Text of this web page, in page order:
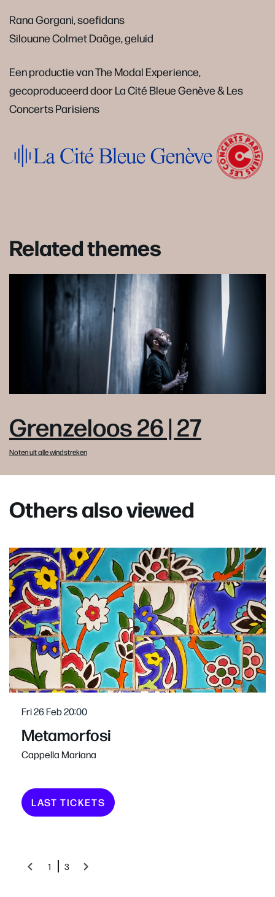
Rana Gorgani, soefidans
Silouane Colmet Daâge, geluid
Een productie van The Modal Experience,
gecoproduceerd door La Cité Bleue Genève & Les
Concerts Parisiens
Related themes
Grenzeloos 26 | 27
Noten uit alle windstreken
Others also viewed
Metamorfosi
Cappella Mariana
Fri 26 Feb20:00
LAST TICKETS
1 3